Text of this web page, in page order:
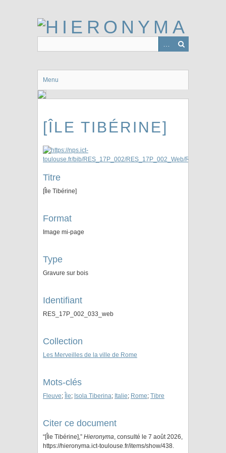
Menu
[ÎLE TIBÉRINE]
Titre
[Île Tibérine]
Format
Image mi-page
Type
Gravure sur bois
Identifiant
RES_17P_002_033_web
Collection
Les Merveilles de la ville de Rome
Mots-clés
Fleuve; Île; Isola Tiberina; Italie; Rome; Tibre
Citer ce document
“[Île Tibérine],” Hieronyma, consulté le 7 août 2026,
https://hieronyma.ict-toulouse.fr/items/show/438.